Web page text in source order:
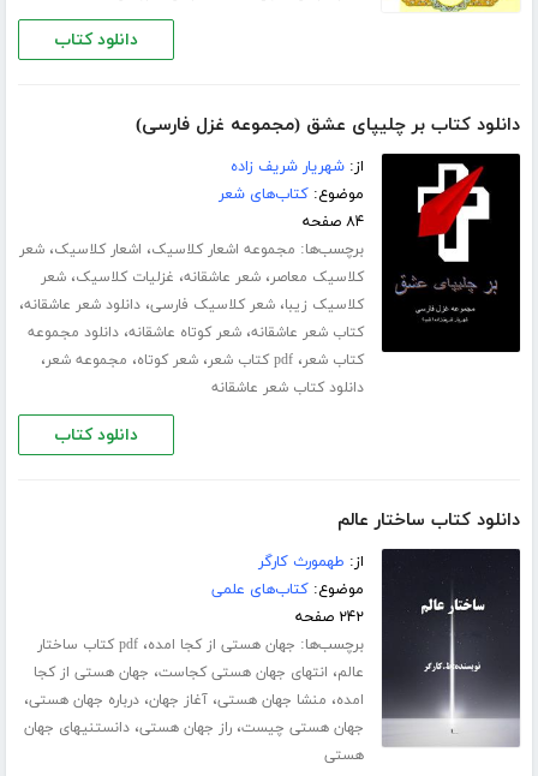
دانلود کتاب
دانلود کتاب بر چلیپای عشق (مجموعه غزل فارسی)
از:شهریار شریف زاده
موضوع:کتاب‌های شعر
۸۴ صفحه
برچسب‌ها: مجموعه اشعار کلاسیک، اشعار کلاسیک،شعر
کلاسیک معاصر،شعر عاشقانه، غزلیات کلاسیک،شعر
کلاسیک زیبا،شعر کلاسیک فارسی،دانلود شعر عاشقانه،
کتاب شعر عاشقانه،شعر کوتاه عاشقانه،دانلود مجموعه
کتاب شعر،pdf کتاب شعر ،شعر کوتاه، مجموعه شعر،
دانلود کتاب شعر عاشقانه
دانلود کتاب
دانلود کتاب ساختار عالم
از: طهمورث کارگر
موضوع:کتاب‌های علمی
۲۴۲ صفحه
برچسب‌ها: جهان هستی از کجا امده،
pdf کتاب ساختار
عالم، انتهای جهان هستی کجاست، جهان هستی از کجا
امده، منشا جهان هستی،آغاز جهان،درباره جهان هستی،
جهان هستی چیست،راز جهان هستی،دانستنیهای جهان
هستی